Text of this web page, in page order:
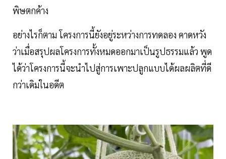
พิษตกค้าง
อย่างไรก็ตาม โครงการนี้ยังอยู่ระหว่างการทดลอง คาดหวัง
ว่าเมื่อสรุปผลโครงการทั้งหมดออกมาเป็นรูปธรรมแล้ว พูด
ได้ว่าโครงการนี้จะนำไปสู่การเพาะปลูกแบบได้ผลผลิตที่ดี
กว่าเดิมในอดีต